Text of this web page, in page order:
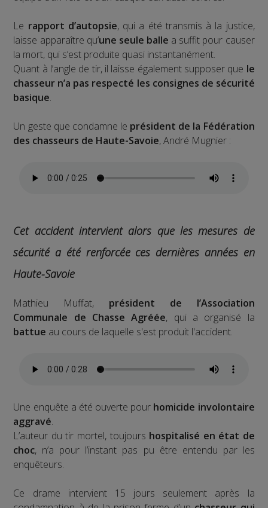
Le rapport d’autopsie, qui a été transmis à la justice,
laisse apparaître qu’une seule balle a suffit pour causer
la mort, qui s’est produite quasi instantanément.
Quant à l’angle de tir, il laisse également supposer que le
chasseur n’a pas respecté les consignes de sécurité
basique.
Un geste que condamne le président de la Fédération
des chasseurs de Haute-Savoie, André Mugnier :
Cet accident intervient alors que les mesures de
sécurité a été renforcée ces dernières années en
Haute-Savoie
Mathieu Muffat, président de l’Association
Communale de Chasse Agréée, qui a organisé la
battue au cours de laquelle s'est produit l'accident.
Une enquête a été ouverte pour homicide involontaire
aggravé.
L’auteur du tir mortel, toujours hospitalisé en état de
choc, n’a pour l’instant pas pu être entendu par les
enquêteurs.
Ce drame intervient 15 jours seulement après la